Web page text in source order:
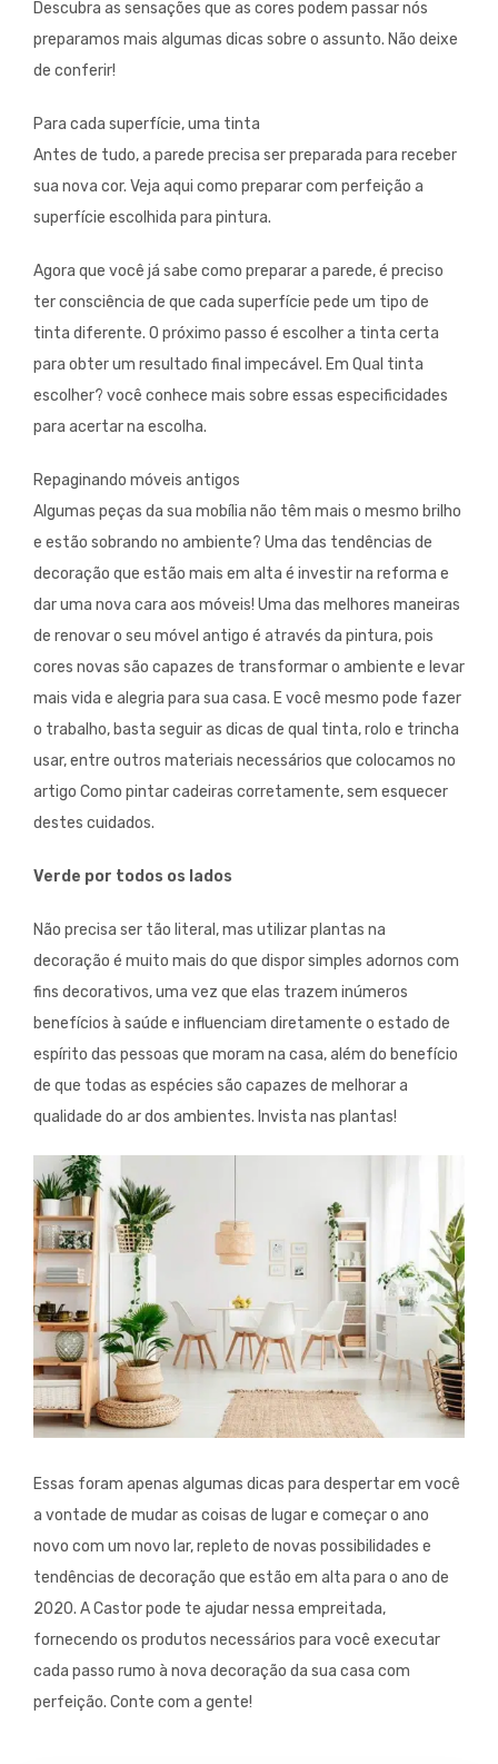
Descubra as sensações que as cores podem passar nós
preparamos mais algumas dicas sobre o assunto. Não deixe
de conferir!
Para cada superfície, uma tinta
Antes de tudo, a parede precisa ser preparada para receber
sua nova cor. Veja aqui como preparar com perfeição a
superfície escolhida para pintura.
Agora que você já sabe como preparar a parede, é preciso
ter consciência de que cada superfície pede um tipo de
tinta diferente. O próximo passo é escolher a tinta certa
para obter um resultado final impecável. Em Qual tinta
escolher? você conhece mais sobre essas especificidades
para acertar na escolha.
Repaginando móveis antigos
Algumas peças da sua mobília não têm mais o mesmo brilho
e estão sobrando no ambiente? Uma das tendências de
decoração que estão mais em alta é investir na reforma e
dar uma nova cara aos móveis! Uma das melhores maneiras
de renovar o seu móvel antigo é através da pintura, pois
cores novas são capazes de transformar o ambiente e levar
mais vida e alegria para sua casa. E você mesmo pode fazer
o trabalho, basta seguir as dicas de qual tinta, rolo e trincha
usar, entre outros materiais necessários que colocamos no
artigo Como pintar cadeiras corretamente, sem esquecer
destes cuidados.
Verde por todos os lados
Não precisa ser tão literal, mas utilizar plantas na
decoração é muito mais do que dispor simples adornos com
fins decorativos, uma vez que elas trazem inúmeros
benefícios à saúde e influenciam diretamente o estado de
espírito das pessoas que moram na casa, além do benefício
de que todas as espécies são capazes de melhorar a
qualidade do ar dos ambientes. Invista nas plantas!
Essas foram apenas algumas dicas para despertar em você
a vontade de mudar as coisas de lugar e começar o ano
novo com um novo lar, repleto de novas possibilidades e
tendências de decoração que estão em alta para o ano de
2020. A Castor pode te ajudar nessa empreitada,
fornecendo os produtos necessários para você executar
cada passo rumo à nova decoração da sua casa com
perfeição. Conte com a gente!